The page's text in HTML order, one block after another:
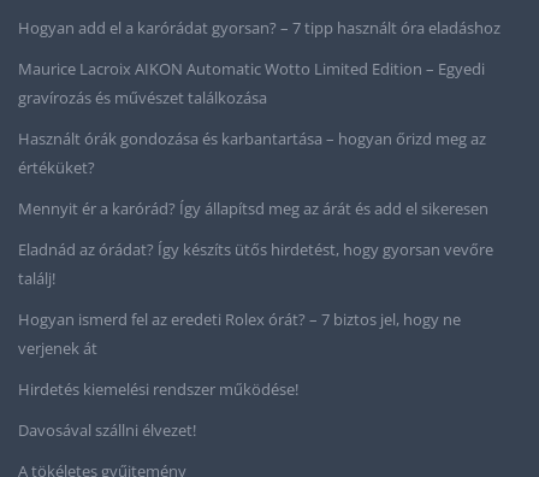
Hogyan add el a karórádat gyorsan? – 7 tipp használt óra eladáshoz
Maurice Lacroix AIKON Automatic Wotto Limited Edition – Egyedi
gravírozás és művészet találkozása
Használt órák gondozása és karbantartása – hogyan őrizd meg az
értéküket?
Mennyit ér a karórád? Így állapítsd meg az árát és add el sikeresen
Eladnád az órádat? Így készíts ütős hirdetést, hogy gyorsan vevőre
találj!
Hogyan ismerd fel az eredeti Rolex órát? – 7 biztos jel, hogy ne
verjenek át
Hirdetés kiemelési rendszer működése!
Davosával szállni élvezet!
A tökéletes gyűjtemény